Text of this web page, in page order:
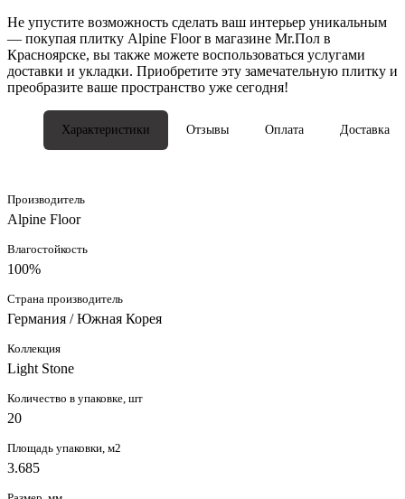
Не упустите возможность сделать ваш интерьер уникальным
— покупая плитку Alpine Floor в магазине Mr.Пол в
Красноярске, вы также можете воспользоваться услугами
доставки и укладки. Приобретите эту замечательную плитку и
преобразите ваше пространство уже сегодня!
Характеристики Отзывы Оплата Доставка
Производитель
Alpine Floor
Влагостойкость
100%
Страна производитель
Германия / Южная Корея
Коллекция
Light Stone
Количество в упаковке, шт
20
Площадь упаковки, м2
3.685